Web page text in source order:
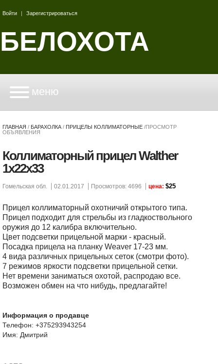
Войти | Зарегистрироваться
БЕЛОХОТА
меню
ГЛАВНАЯ / БАРАХОЛКА / ПРИЦЕЛЫ КОЛЛИМАТОРНЫЕ /ПРОСМОТР
ОБЪЯВЛЕНИЯ
Коллиматорный прицел Walther
1x22x33
Гомельская обл. 02.01.2017 Просмотров: 4696 цена: $25
Прицел коллиматорный охотничий открытого типа.
Прицел подходит для стрельбы из гладкоствольного
оружия до 12 калибра включительно.
Цвет подсветки прицельной марки - красный.
Посадка прицела на планку Weaver 17-23 мм.
4 вида различных прицельных сеток (смотри фото).
7 режимов яркости подсветки прицельной сетки.
Нет времени заниматься охотой, распродаю все.
Возможен обмен на что нибудь, предлагайте!
Информация о продавце
Телефон: +375293943254
Имя: Дмитрий